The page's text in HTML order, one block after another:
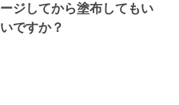
ージしてから塗布してもい
いですか？